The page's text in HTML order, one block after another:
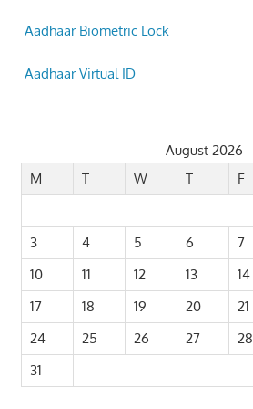
Aadhaar Biometric Lock
Aadhaar Virtual ID
August 2026
M
T W T F
3
4 5 6 7
10
11 12 13 14
17
18 19 20 21
24
25 26 27 28
31